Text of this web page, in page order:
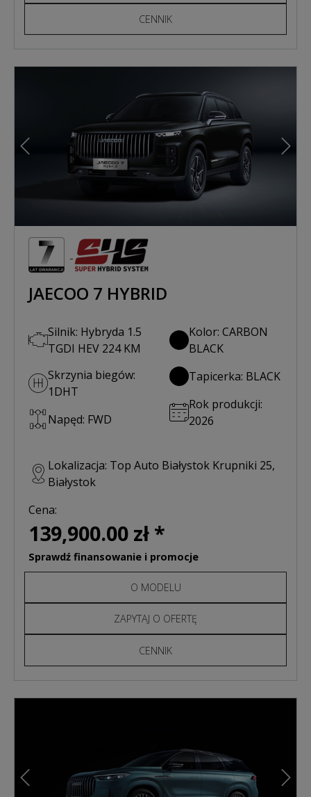
CENNIK
Poprzedni
JAECOO 7 HYBRID
Silnik: Hybryda 1.5
TGDI HEV 224 KM
Skrzynia biegów:
1DHT
Napęd: FWD
Kolor: CARBON
BLACK
Tapicerka: BLACK
Rok produkcji:
2026
Lokalizacja: Top Auto Białystok Krupniki 25,
Białystok
Cena:
139,900.00 zł *
Sprawdź finansowanie i promocje
O MODELU
ZAPYTAJ O OFERTĘ
CENNIK
Poprzedni